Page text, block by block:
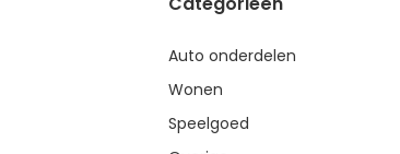
Auto onderdelen
Wonen
Speelgoed